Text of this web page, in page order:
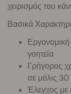
χειρισμός του
Βασικά
γοητεία
Γρήγορος
σε μόλις 30
Έλεγχος με